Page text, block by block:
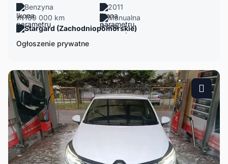
Benzyna
2011
169 000 km
Manualna
Stargard (Zachodniopomorskie)
Ogłoszenie prywatne